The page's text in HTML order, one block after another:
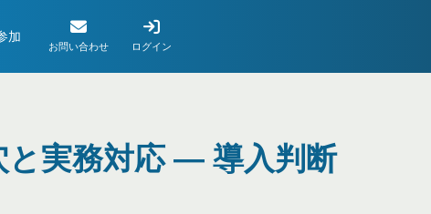
お問い合わせ ログイン
加
と実務対応 ― 導入判断